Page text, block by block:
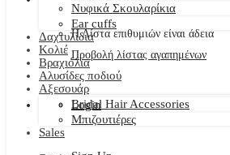
Η Λίστα επιθυμιών είναι άδεια
Προβολή λίστας αγαπημένων
Login
Νυφικά Σκουλαρίκια
Ear cuffs
Δαχτυλίδια
Κολιέ
Βραχιόλια
Αλυσίδες ποδιού
Αξεσουάρ
Bridal Hair Accessories
Μπιζουτιέρες
Sales